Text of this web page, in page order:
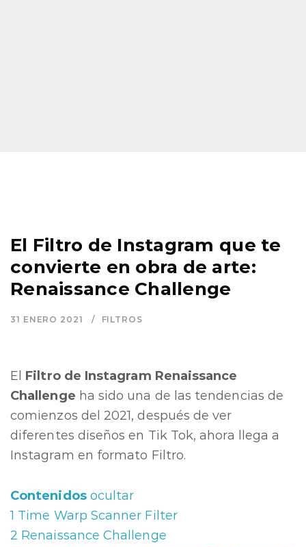
El Filtro de Instagram que te
convierte en obra de arte:
Renaissance Challenge
31 ENERO 2021 FILTROS
El Filtro de Instagram Renaissance
Challenge ha sido una de las tendencias de
comienzos del 2021, después de ver
diferentes diseños en Tik Tok, ahora llega a
Instagram en formato Filtro.
Contenidos ocultar
1 Time Warp Scanner Filter
2 Renaissance Challenge